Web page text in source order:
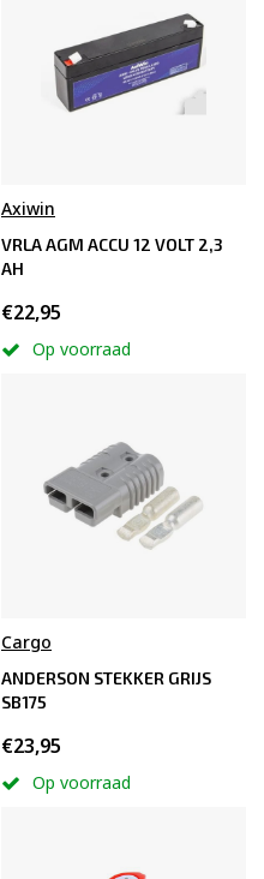
Axiwin
VRLA AGM ACCU 12 VOLT 2,3
AH
€22,95
Op voorraad
Cargo
ANDERSON STEKKER GRIJS
SB175
€23,95
Op voorraad